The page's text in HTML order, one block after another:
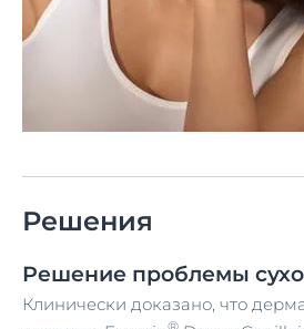
Решения
Решение проблемы
Клинически доказано, что